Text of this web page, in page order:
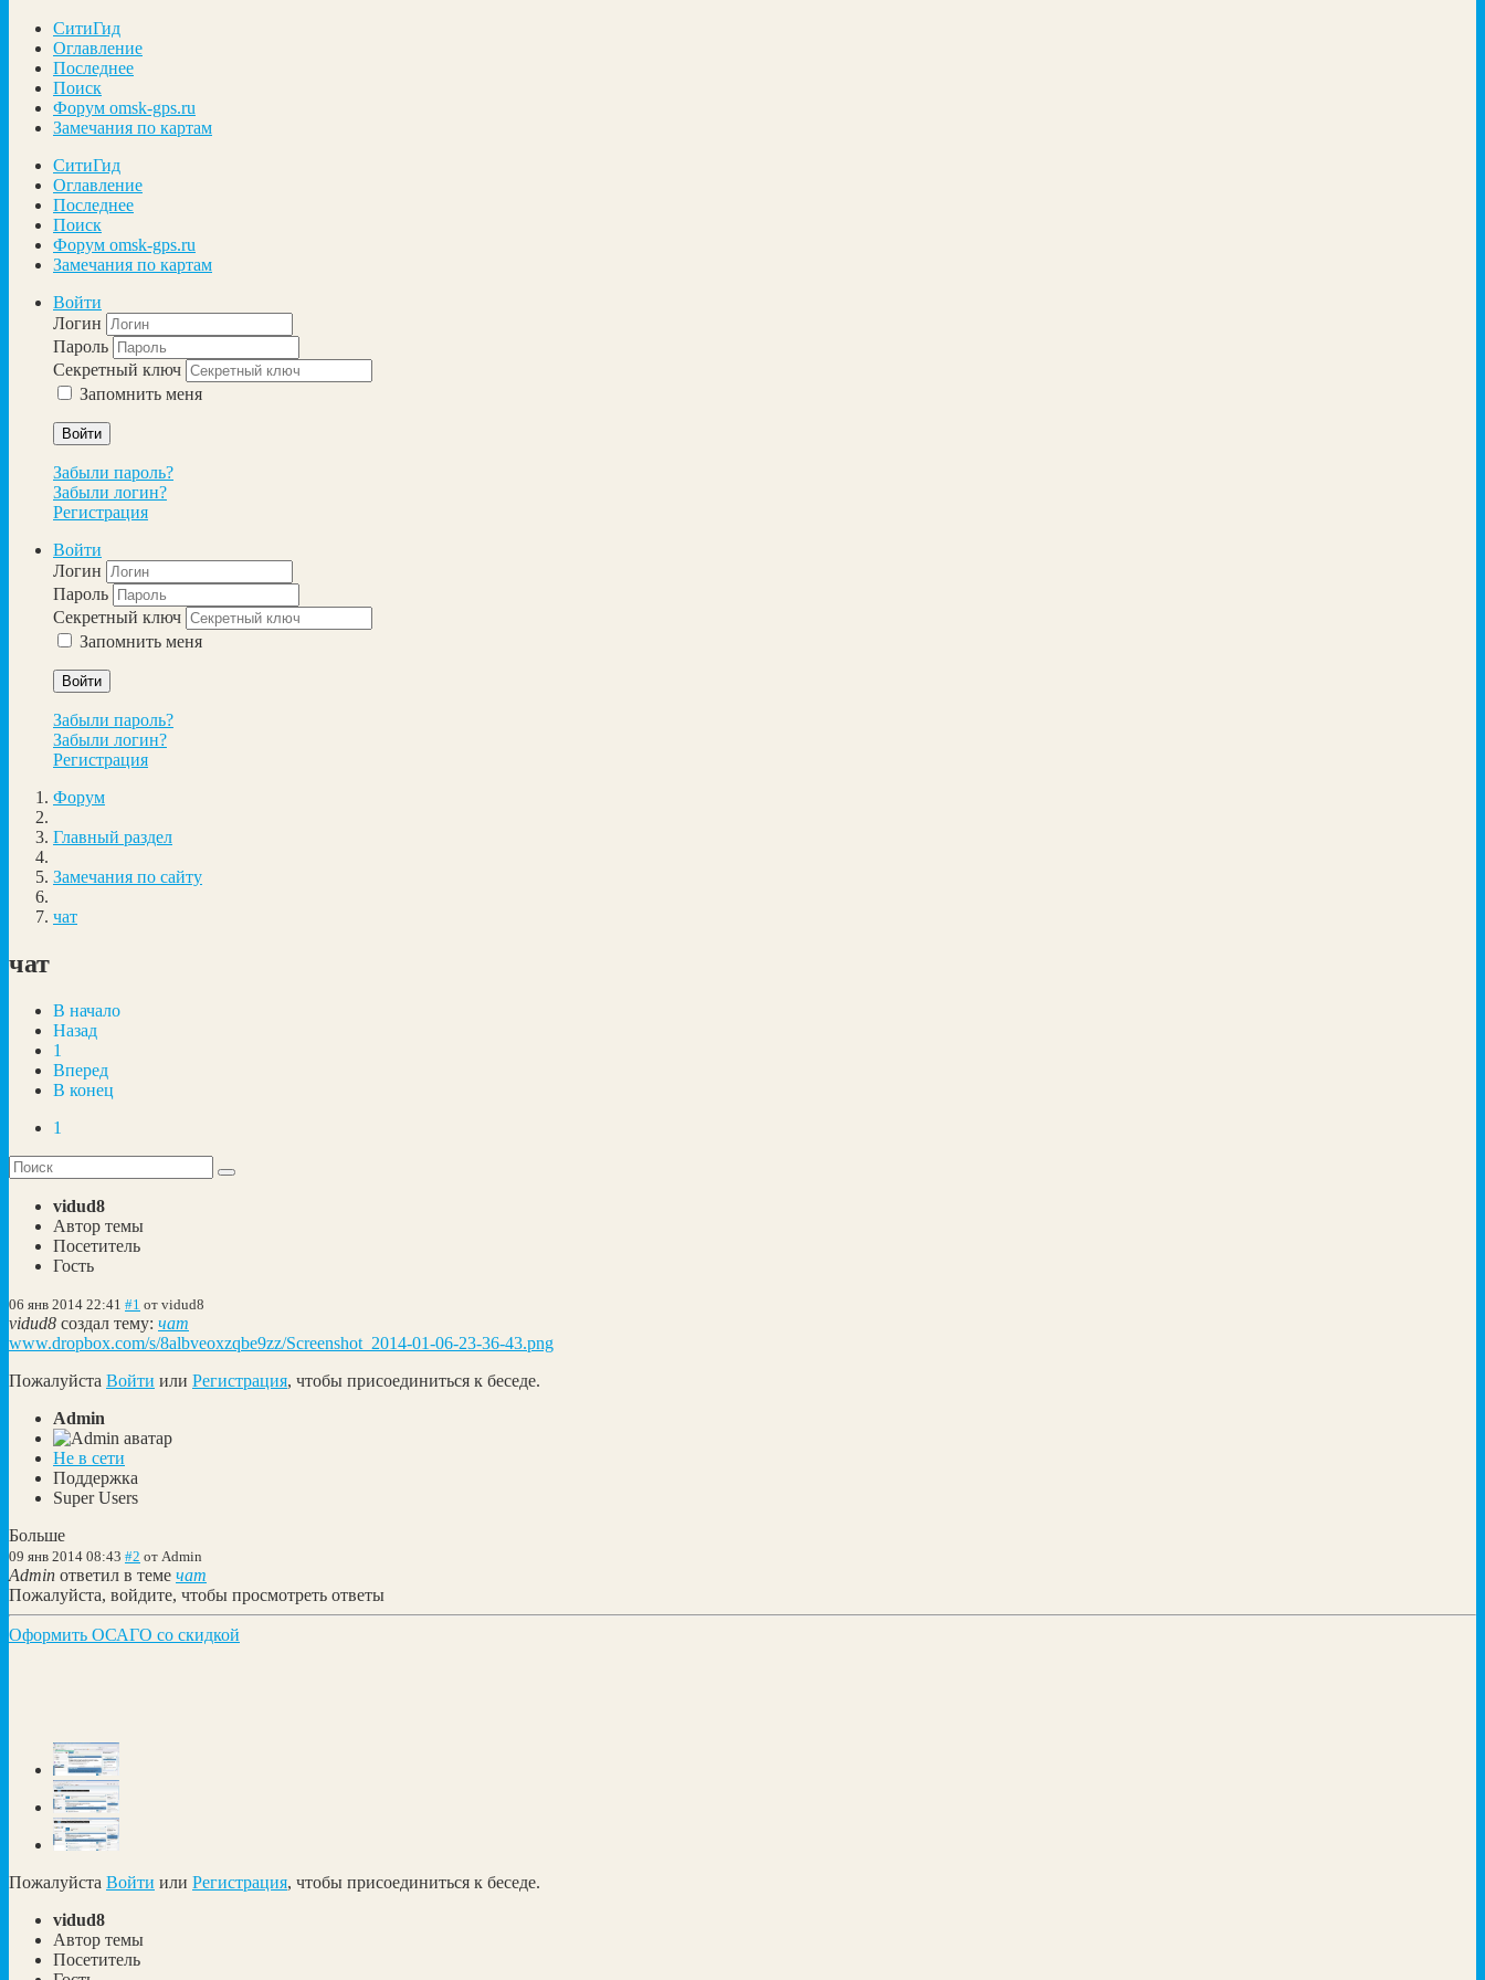
СитиГид
Оглавление
Последнее
Поиск
Форум omsk-gps.ru
Замечания по картам
СитиГид
Оглавление
Последнее
Поиск
Форум omsk-gps.ru
Замечания по картам
Войти
Логин
Пароль
Секретный ключ
Запомнить меня
Войти
Забыли пароль?
Забыли логин?
Регистрация
Войти
Логин
Пароль
Секретный ключ
Запомнить меня
Войти
Забыли пароль?
Забыли логин?
Регистрация
Форум
Главный раздел
Замечания по сайту
чат
чат
В начало
Назад
1
Вперед
В конец
1
vidud8
Автор темы
Посетитель
Гость
06 янв 2014 22:41 #1 от vidud8
vidud8 создал тему: чат
www.dropbox.com/s/8albveoxzqbe9zz/Screenshot_2014-01-06-23-36-43.png
Пожалуйста Войти или Регистрация, чтобы присоединиться к беседе.
Admin
Не в сети
Поддержка
Super Users
Больше
09 янв 2014 08:43 #2 от Admin
Admin ответил в теме чат
Пожалуйста, войдите, чтобы просмотреть ответы
Оформить ОСАГО со скидкой
Пожалуйста Войти или Регистрация, чтобы присоединиться к беседе.
vidud8
Автор темы
Посетитель